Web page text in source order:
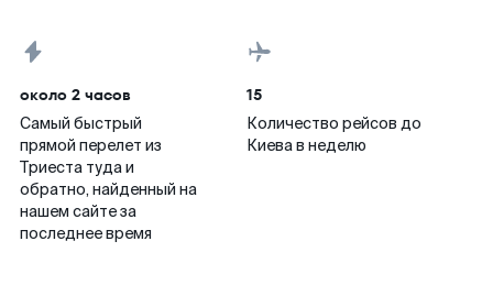
около 2 часов
Самый быстрый
прямой перелет из
Триеста туда и
обратно, найденный на
нашем сайте за
последнее время
15
Количество рейсов до
Киева в неделю